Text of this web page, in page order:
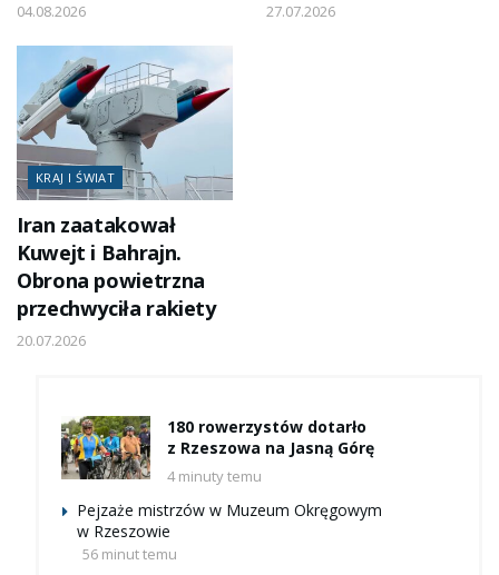
04.08.2026 27.07.2026
KRAJ I ŚWIAT
Iran zaatakował
Kuwejt i Bahrajn.
Obrona powietrzna
przechwyciła rakiety
20.07.2026
180 rowerzystów dotarło
z Rzeszowa na Jasną Górę
4 minuty temu
Pejzaże mistrzów w Muzeum Okręgowym
w Rzeszowie
56 minut temu